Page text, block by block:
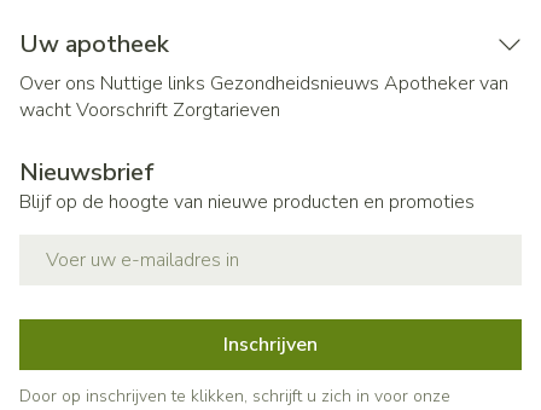
Uw apotheek
Over ons Nuttige links Gezondheidsnieuws Apotheker van
wachtVoorschrift Zorgtarieven
Nieuwsbrief
Blijf op de hoogte van nieuwe producten en promoties
Inschrijven
Door op inschrijven te klikken, schrijft u zich in voor onze